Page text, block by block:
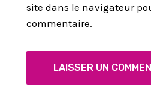
site dans le navigateur
commentaire.